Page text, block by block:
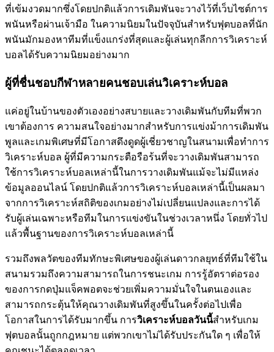
ที่เข้มงวดมากซึ่งโดยปกติแล้วการเดิมพันจะวางไว้ที่เว็บไซต์การ
พนันหรือผ่านเจ้ามือ ในความนิยมในปัจจุบันสำหรับฟุตบอลที่นัก
พนันมักมองหาทีมที่แข็งแกร่งที่สุดและผู้เล่นทุกลีกการวิเคราะห์
บอลได้รับความนิยมอย่างมาก
ผู้ที่ชื่นชอบกีฬาหลายคนชอบเล่นวิเคราะห์บอล
แค่อยู่ในบ้านของตัวเองอย่างสบายและวางเดิมพันกับทีมที่พวก
เขาต้องการ ความสนใจอย่างมากสำหรับการแข่งม้าการเดิมพัน
พูลและเกมพิเศษที่มีโอกาสดึงดูดผู้เชี่ยวชาญในสนามเพื่อทำการ
วิเคราะห์บอล ผู้ที่มีความกระตือรือร้นที่จะวางเดิมพันสามารถ
ใช้การวิเคราะห์บอลเหล่านี้ในการวางเดิมพันแม้จะไม่มีแหล่ง
ข้อมูลออนไลน์ โดยปกติแล้วการวิเคราะห์บอลเหล่านี้เป็นผลมา
จากการวิเคราะห์สถิติของเกมอย่างไม่เปลี่ยนแปลงและการได้
รับผู้เล่นเฉพาะหรือทีมในการแข่งขันในช่วงเวลาหนึ่ง โดยทั่วไป
แล้วพื้นฐานของการวิเคราะห์บอลเหล่านี้
รวมถึงพลวัตของทีมทักษะพิเศษของผู้เล่นดาวกลยุทธ์ที่ทีมใช้ใน
สนามรวมถึงความสามารถในการชนะเกม การรู้อัตราต่อรอง
ของการกดปุ่มแจ็คพอตจะช่วยเพิ่มความมั่นใจในตนเองและ
สามารถกระตุ้นให้คุณวางเดิมพันที่สูงขึ้นในครั้งต่อไปเพื่อ
โอกาสในการได้รับมากขึ้น การวิเคราะห์บอลวันนี้สำหรับเกม
ฟุตบอลนั้นถูกกฎหมาย แต่พวกเขาไม่ได้รับประกันใด ๆ เพื่อให้